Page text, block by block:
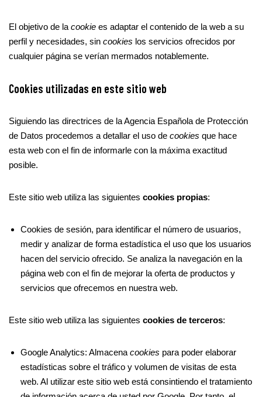
El objetivo de la cookie es adaptar el contenido de la web a su
perfil y necesidades, sin cookies los servicios ofrecidos por
cualquier página se verían mermados notablemente.
Cookies utilizadas en este sitio web
Siguiendo las directrices de la Agencia Española de Protección
de Datos procedemos a detallar el uso de cookies que hace
esta web con el fin de informarle con la máxima exactitud
posible.
Este sitio web utiliza las siguientes cookies propias:
Cookies de sesión, para identificar el número de usuarios,
medir y analizar de forma estadística el uso que los usuarios
hacen del servicio ofrecido. Se analiza la navegación en la
página web con el fin de mejorar la oferta de productos y
servicios que ofrecemos en nuestra web.
Este sitio web utiliza las siguientes cookies de terceros:
Google Analytics: Almacena cookies para poder elaborar
estadísticas sobre el tráfico y volumen de visitas de esta
web. Al utilizar este sitio web está consintiendo el tratamiento